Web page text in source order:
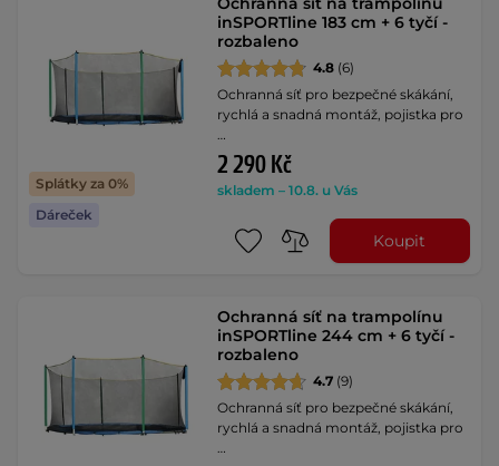
Splátky za 0%
Dáreček
inSPORTline 183 cm + 6 tyčí -
rozbaleno
4.8 (6)
Ochranná síť pro bezpečné skákání,
rychlá a snadná montáž, pojistka pro
…
2 290 Kč
skladem – 10.8. u Vás
Koupit
Ochranná síť na trampolínu
inSPORTline 244 cm + 6 tyčí -
rozbaleno
4.7 (9)
Ochranná síť pro bezpečné skákání,
rychlá a snadná montáž, pojistka pro
…